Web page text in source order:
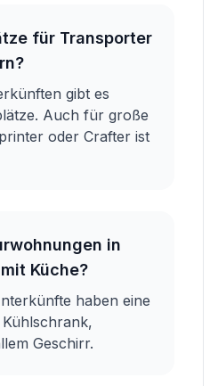
für Transporter
gibt es
Auch für große
oder Crafter ist
in
Küche?
haben eine
Geschirr.